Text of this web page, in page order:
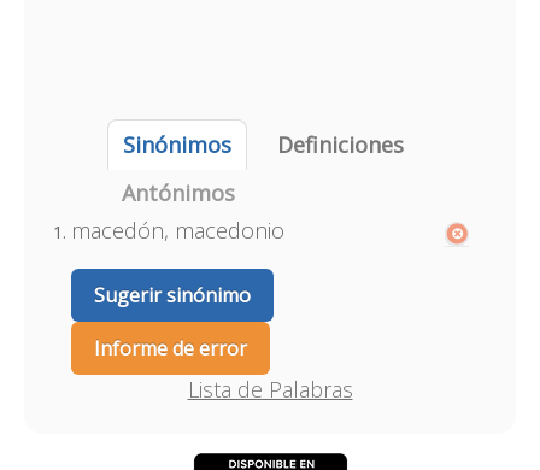
Sinónimos
Definiciones
Antónimos
macedón, macedonio
Sugerir sinónimo
Informe de error
Lista de Palabras